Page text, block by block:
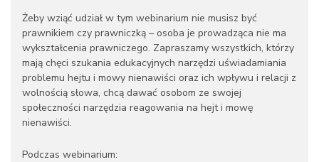
Żeby wziąć udział w tym webinarium nie musisz być
prawnikiem czy prawniczką – osoba je prowadząca nie ma
wykształcenia prawniczego. Zapraszamy wszystkich, którzy
mają chęci szukania edukacyjnych narzędzi uświadamiania
problemu hejtu i mowy nienawiści oraz ich wpływu i relacji z
wolnością słowa, chcą dawać osobom ze swojej
społeczności narzędzia reagowania na hejt i mowę
nienawiści.
Podczas webinarium: